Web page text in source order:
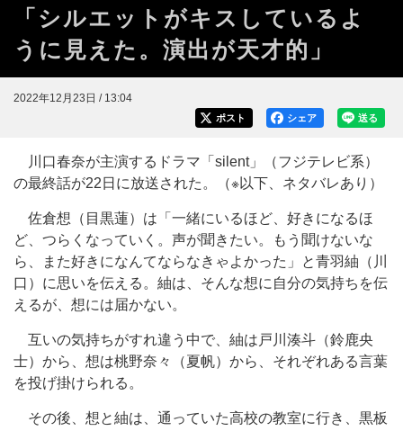
「シルエットがキスしているよ
うに見えた。演出が天才的」
2022年12月23日 / 13:04
送る
シェア
ポスト
川口春奈が主演するドラマ「silent」（フジテレビ系）
の最終話が22日に放送された。（※以下、ネタバレあり）
佐倉想（目黒蓮）は「一緒にいるほど、好きになるほ
ど、つらくなっていく。声が聞きたい。もう聞けないな
ら、また好きになんてならなきゃよかった」と青羽紬（川
口）に思いを伝える。紬は、そんな想に自分の気持ちを伝
えるが、想には届かない。
互いの気持ちがすれ違う中で、紬は戸川湊斗（鈴鹿央
士）から、想は桃野奈々（夏帆）から、それぞれある言葉
を投げ掛けられる。
その後、想と紬は、通っていた高校の教室に行き、黒板